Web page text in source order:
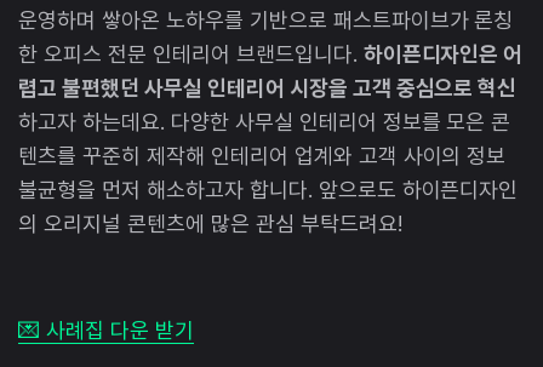
운영하며 쌓아온 노하우를 기반으로 패스트파이브가 론칭
한 오피스 전문 인테리어 브랜드입니다. 하이픈디자인은 어
렵고 불편했던 사무실 인테리어 시장을 고객 중심으로 혁신
하고자 하는데요. 다양한 사무실 인테리어 정보를 모은 콘
텐츠를 꾸준히 제작해 인테리어 업계와 고객 사이의 정보
불균형을 먼저 해소하고자 합니다. 앞으로도 하이픈디자인
의 오리지널 콘텐츠에 많은 관심 부탁드려요!
💌 사례집 다운 받기